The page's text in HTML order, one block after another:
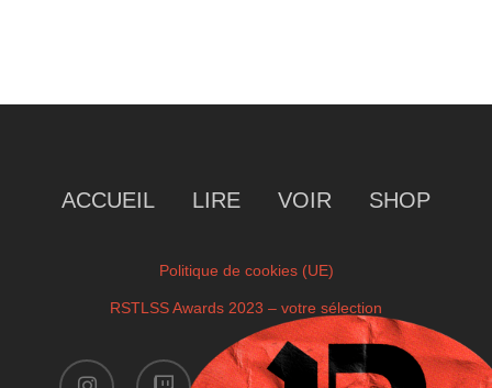
ACCUEIL LIRE VOIR SHOP
Politique de cookies (UE)
RSTLSS Awards 2023 – votre sélection
instagram twitch facebook youtube
x-